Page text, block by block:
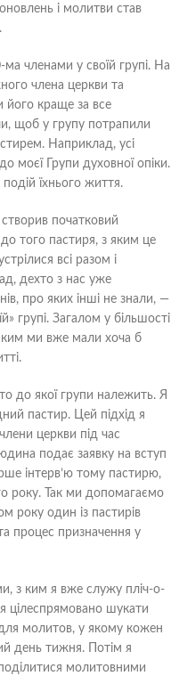
і молитви став
членами у своїй групі. На
члена церкви та
його краще за все
щоб у групу потрапили
Наприклад, усі
моєї Групи духовної опіки.
подій їхнього життя.
початковий
того пастиря, з яким це
всі разом і
дехто з нас уже
про яких інші не знали, —
групі. Загалом у більшості
ким ми вже мали хоча б
до якої групи належить. Я
пастир. Цей підхід я
церкви під час
подає заявку на вступ
інтерв’ю тому пастирю,
року. Так ми допомагаємо
року один із пастирів
процес призначення у
з ким я вже служу пліч-о-
цілеспрямовано шукати
молитов, у якому кожен
день тижня. Потім я
молитовними